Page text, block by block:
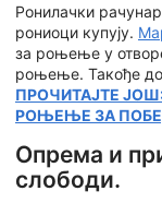
Ронилачки
рониоци купују.
за роњење у
роњење. Такође
ПРОЧИТАЈТЕ
РОЊЕЊЕ ЗА
Опрема и
слободи.